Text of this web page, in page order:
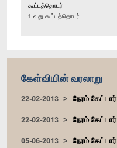
கூட்டத்தொடர்
1 வது கூட்டத்தொடர்
கேள்வியின் வரலாறு
22-02-2013
நேரம் கேட்டார்
22-02-2013
நேரம் கேட்டார்
05-06-2013
நேரம் கேட்டார்